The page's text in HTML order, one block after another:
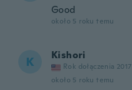
Good
około 5 roku temu
K Kishori
Rok dołączenia 2017
około 5 roku temu